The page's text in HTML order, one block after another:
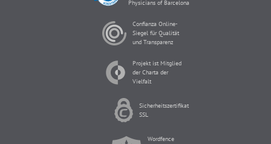
Physicians of Barcelona
Confianza Online-
Siegel für Qualität
und Transparenz
Projekt ist Mitglied
der Charta der
Vielfalt
Sicherheitszertifikat
SSL
Wordfence